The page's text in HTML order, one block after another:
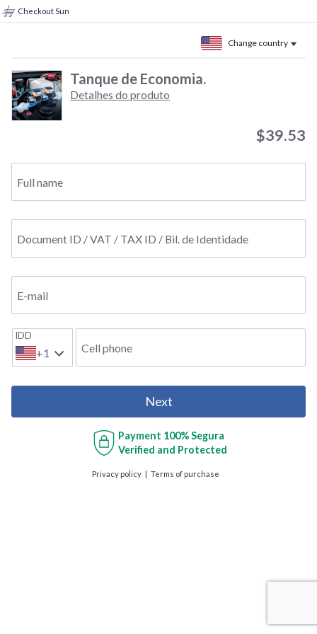
Checkout Sun
Change country
Tanque de Economia.
Detalhes do produto
$39.53
Full name
Document ID / VAT / TAX ID / Bil. de Identidade
E-mail
IDD
+1 Cell phone
Next
Payment 100% Segura
Verified and Protected
Privacy policy Terms of purchase